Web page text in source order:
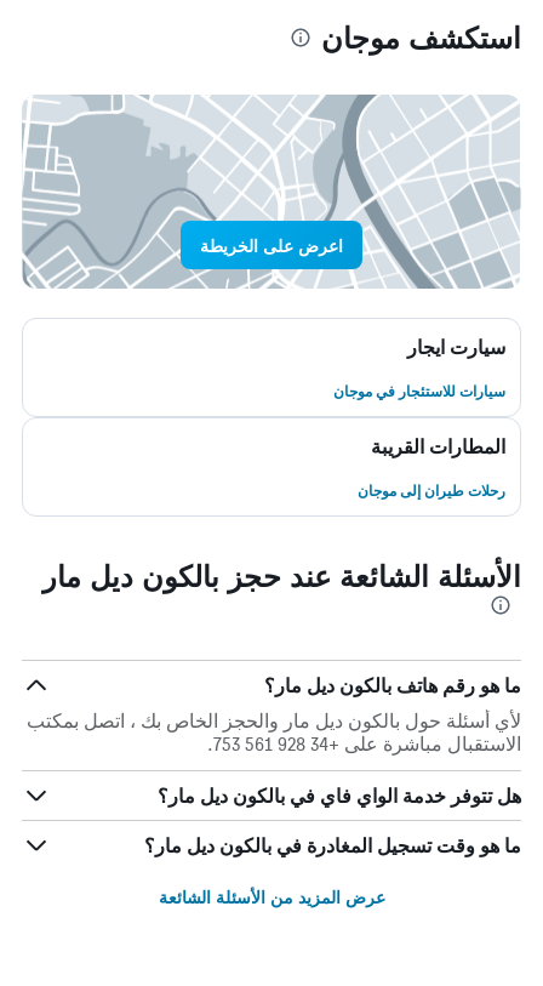
استكشف موجان
اعرض على الخريطة
سيارت ايجار
سيارات للاستئجار في موجان
المطارات القريبة
رحلات طيران إلى موجان
الأسئلة الشائعة عند حجز بالكون ديل مار
ما هو رقم هاتف بالكون ديل مار؟
لأي أسئلة حول بالكون ديل مار والحجز الخاص بك ، اتصل بمكتب
الاستقبال مباشرة على +34 928 561 753.
هل تتوفر خدمة الواي فاي في بالكون ديل مار؟
ما هو وقت تسجيل المغادرة في بالكون ديل مار؟
عرض المزيد من الأسئلة الشائعة